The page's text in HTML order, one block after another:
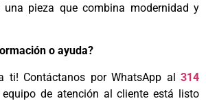
pieza que combina modernidad y
o ayuda?
ti! Contáctanos por WhatsApp al 314
equipo de atención al cliente está listo